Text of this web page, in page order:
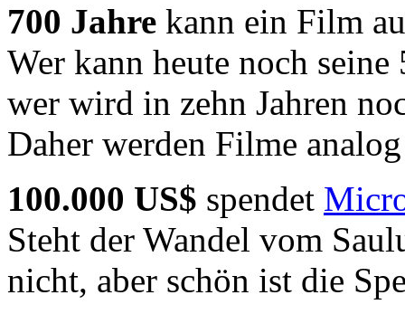
700 Jahre kann ein Film
Wer kann heute noch
wer wird in zehn Jahren
Daher werden Filme
100.000 US$ spendet
Steht der Wandel vom
nicht, aber schön ist die